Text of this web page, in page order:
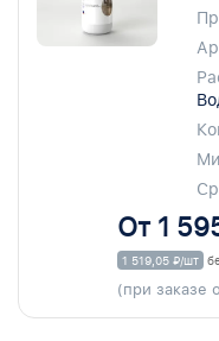
От 1
1 519,05 ₽/шт
(при заказе